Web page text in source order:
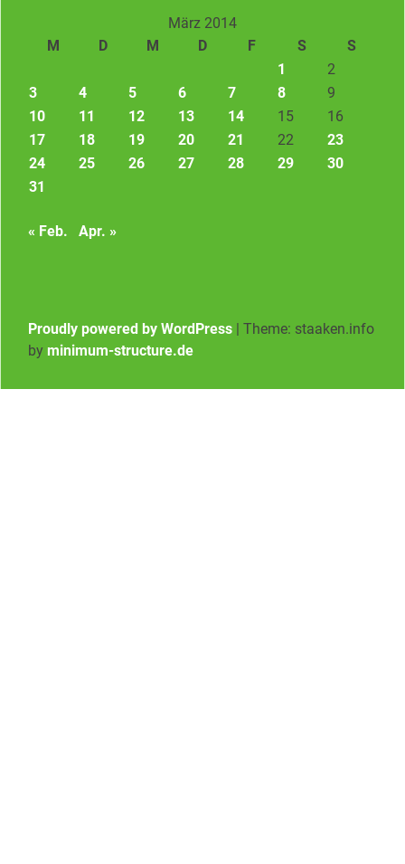
März 2014
M
D M D F S
S
1
2
3
4 5 6 7 8
9
10
11 12 13 14 15
16
17
18 19 20 21 22
23
24
25 26 27 28 29
30
31
« Feb. Apr. »
Proudly powered by WordPress | Theme: staaken.info
by minimum-structure.de